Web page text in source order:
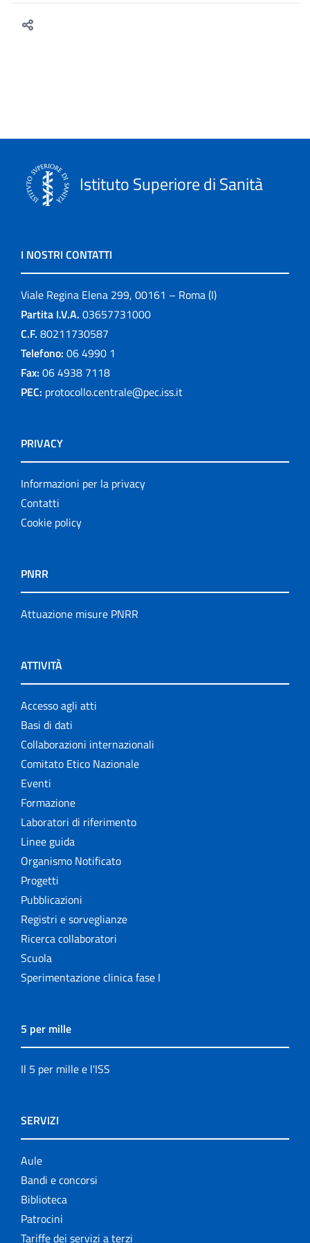
Istituto Superiore di Sanità
I NOSTRI CONTATTI
Viale Regina Elena 299, 00161 – Roma (I)
Partita I.V.A. 03657731000
C.F. 80211730587
Telefono: 06 4990 1
Fax: 06 4938 7118
PEC: protocollo.centrale@pec.iss.it
PRIVACY
Informazioni per la privacy
Contatti
Cookie policy
PNRR
Attuazione misure PNRR
ATTIVITÀ
Accesso agli atti
Basi di dati
Collaborazioni internazionali
Comitato Etico Nazionale
Eventi
Formazione
Laboratori di riferimento
Linee guida
Organismo Notificato
Progetti
Pubblicazioni
Registri e sorveglianze
Ricerca collaboratori
Scuola
Sperimentazione clinica fase I
5 per mille
Il 5 per mille e l'ISS
SERVIZI
Aule
Bandi e concorsi
Biblioteca
Patrocini
Tariffe dei servizi a terzi